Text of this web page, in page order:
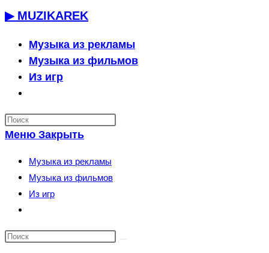
Перейти
содержимому
▶ MUZIKAREK
Музыка из рекламы
Музыка из фильмов
Из игр
по
веб-
сайту
Меню Закрыть
Музыка из рекламы
Музыка из фильмов
Из игр
по